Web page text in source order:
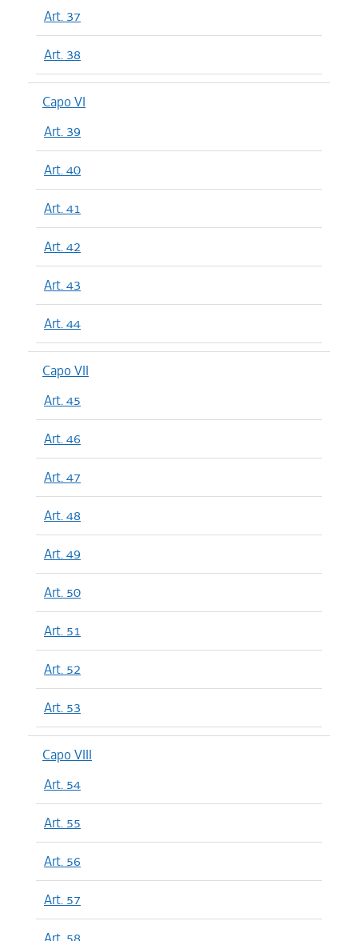
Art. 37
Art. 38
Capo VI
Art. 39
Art. 40
Art. 41
Art. 42
Art. 43
Art. 44
Capo VII
Art. 45
Art. 46
Art. 47
Art. 48
Art. 49
Art. 50
Art. 51
Art. 52
Art. 53
Capo VIII
Art. 54
Art. 55
Art. 56
Art. 57